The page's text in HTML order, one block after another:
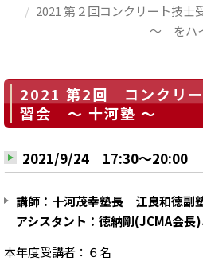
2021 第２回コンクリート技
～ をハ
2021 第2回 コンクリー
習会 ～ 十河塾 ～
2021/9/24 17:30～20:00
講師：十河茂幸塾長 江良和徳副
アシスタント：徳納剛(JCMA会
本年度受講者：６名